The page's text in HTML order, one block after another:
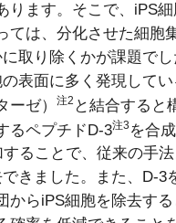
ります。そこで、iPS
ては、分化させた細胞
取り除くかが課題で
表面に多く発現して
ーゼ）注2 と結合すると
るペプチドD-3注3 を合
することで、従来の手
きました。また、D-3
からiPS細胞を除去す